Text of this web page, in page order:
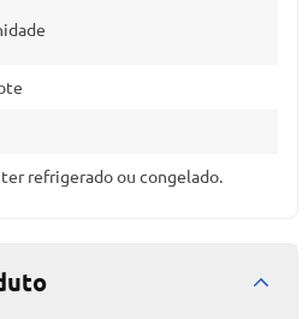
refrigerado ou congelado.